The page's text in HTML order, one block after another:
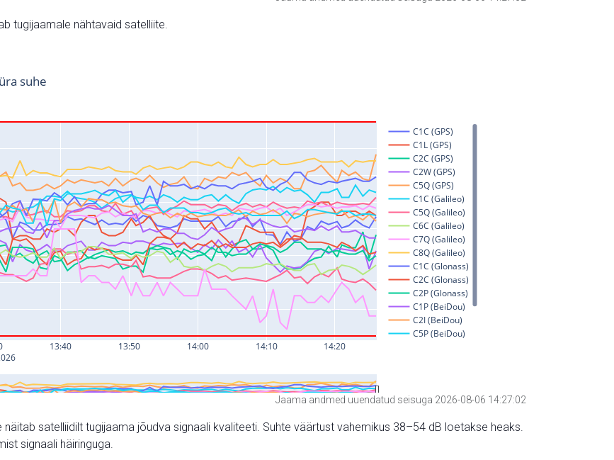
tugijaamale nähtavaid satelliite.
Jaama andmed uuendatud seisuga 2026-08-06 14:27:02
näitab satelliidilt tugijaama jõudva signaali kvaliteeti. Suhte väärtust vahemikus 38–54 dB loetakse heaks.
signaali häiringuga.